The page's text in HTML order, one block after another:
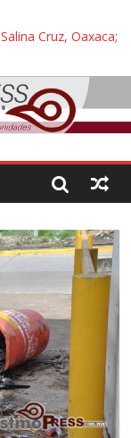
Cruz, Oaxaca;
daños de
Bienestar de
con titular de
despojo de su
ilegal de